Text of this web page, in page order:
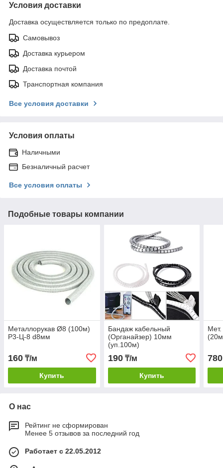
Условия доставки
Доставка осуществляется только по предоплате.
Самовывоз
Доставка курьером
Доставка почтой
Транспортная компания
Все условия доставки
Условия оплаты
Наличными
Безналичный расчет
Все условия оплаты
Подобные товары компании
Металлорукав Ø8 (100м)
Р3-Ц-8 d8мм
160 ₸/м
Купить
Бандаж кабельный
(Органайзер) 10мм
(уп.100м)
190₸/м
Купить
780
О нас
Рейтинг не сформирован
Менее 5 отзывов за последний год
Работает с 22.05.2012